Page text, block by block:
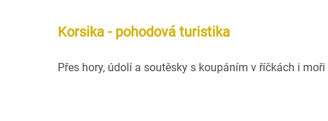
Korsika - pohodová turistika
Přes hory, údolí a soutěsky s koupáním v říčkách i moři